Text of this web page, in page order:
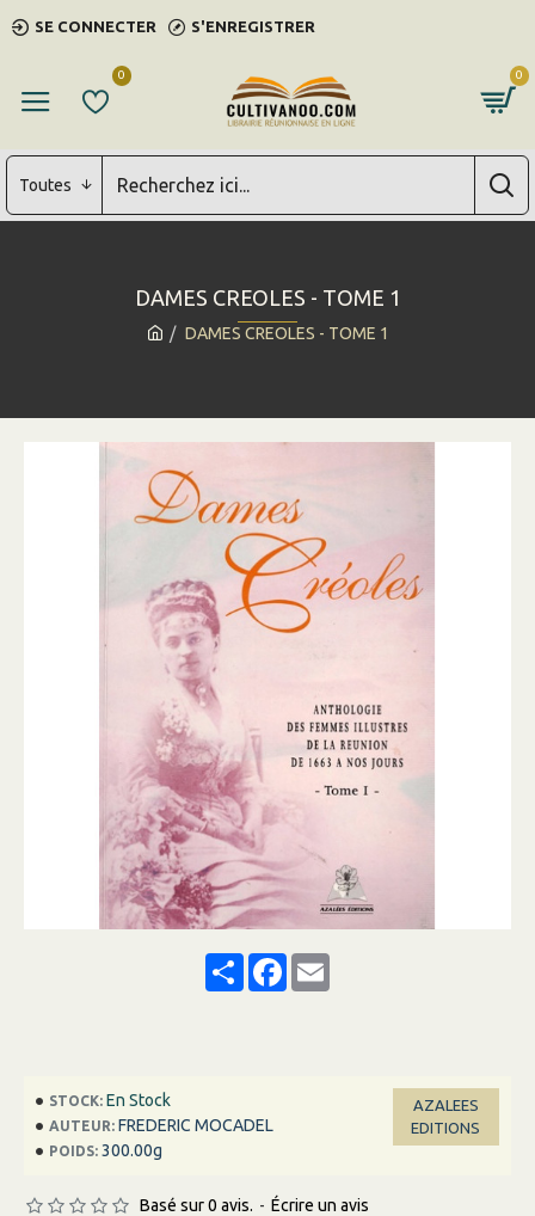
SE CONNECTER S'ENREGISTRER
0 0
Toutes
DAMES CREOLES - TOME 1
DAMES CREOLES - TOME 1
ShareFacebook
Email
STOCK: En Stock
AUTEUR: FREDERIC MOCADEL
POIDS: 300.00g
AZALEES
EDITIONS
Basé sur 0 avis. - Écrire un avis